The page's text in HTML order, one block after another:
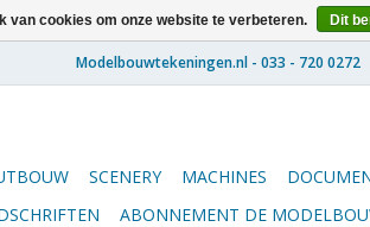
SCENERY MACHINES
ABONNEMENT DE
van cookies om onze website te verbeteren. Dit